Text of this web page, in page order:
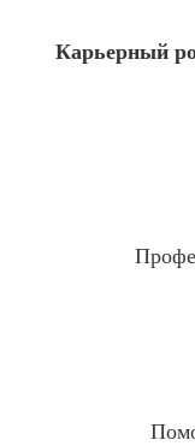
Карьерный